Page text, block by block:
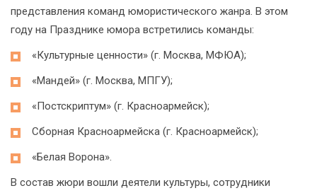
представления команд юмористического жанра. В этом
году на Празднике юмора встретились команды:
«Культурные ценности» (г. Москва, МФЮА);
«Мандей» (г. Москва, МПГУ);
«Постскриптум» (г. Красноармейск);
Сборная Красноармейска (г. Красноармейск);
«Белая Ворона».
В состав жюри вошли деятели культуры, сотрудники